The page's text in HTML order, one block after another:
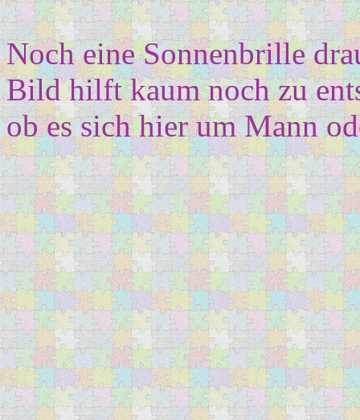
Noch eine Sonnenbrille
Bild hilft kaum noch zu
ob es sich hier um Mann